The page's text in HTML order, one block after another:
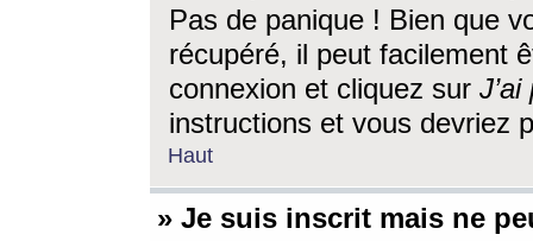
Pas de panique ! Bien que
récupéré, il peut facilement
connexion et cliquez sur
instructions et vous devriez
Haut
» Je suis inscrit mais ne